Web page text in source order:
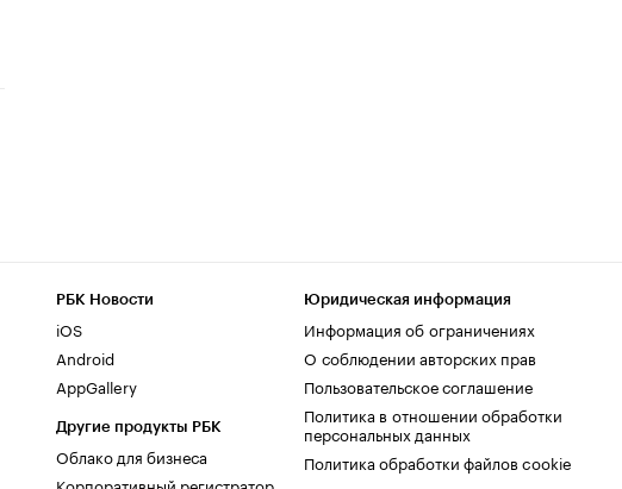
РБК Новости
iOS
Android
AppGallery
Другие продукты РБК
Облако для бизнеса
Корпоративный регистратор
Юридическая информация
Информация об ограничениях
О соблюдении авторских прав
Пользовательское соглашение
Политика в отношении обработки
персональных данных
Политика обработки файлов cookie